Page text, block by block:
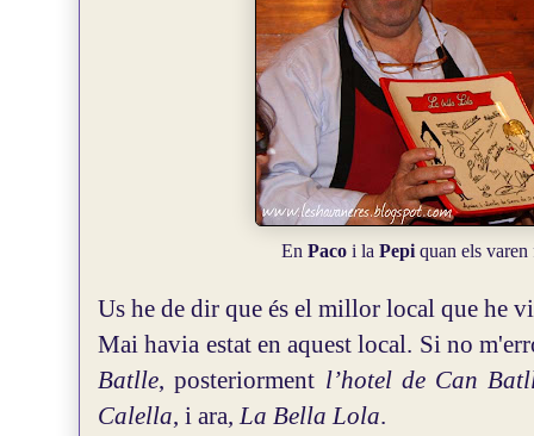
En Paco i la Pepiquan els varen
Us he de dir que és el millor local que he
Mai havia estat en aquest local. Si no
Batlle, posteriorment l’hotel de Can
Calella, i ara,La Bella Lola.